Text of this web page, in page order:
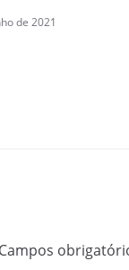
de 2021
Campos